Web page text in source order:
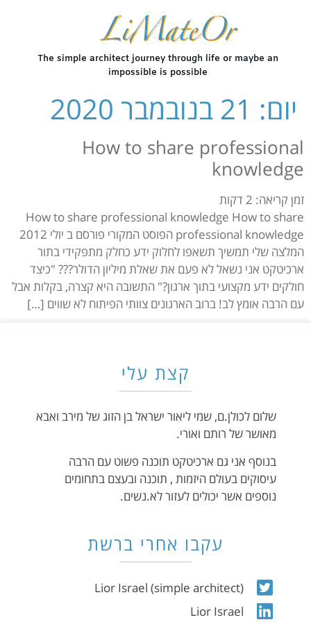
The simple architect journey through life or maybe an
impossible is possible
יום: 21 בנובמבר 2020
How to share professional
knowledge
זמן קריאה: 2 דקות
How to share professional knowledge How to share
professional knowledge הפוסט המקורי פורסם ב יולי 2012
המלצה שלי תמשיך תשאפו לחלוק ידע כחלק מתפקידי בתור
ארכיטקט אני נשאל לא פעם את שאלת מיליון הדולר??? "כיצד
חולקים ידע מקצועי בתוך ארגון?" התשובה היא קצרה, בקלות אבל
עם הרבה אומץ לב! ברוב הארגונים צוותי הפיתוח לא שווים […]
קצת עלי
שלום לכולן.ם, שמי ליאור ישראל בן הזוג של מירב ואבא
מאושר של רותם ואורי.
בנוסף אני גם ארכיטקט תוכנה פשוט עם הרבה
עיסוקים בעולם היזמות , תוכנה ובעצם בתחומים
נוספים אשר יכולים לעזור לא.נשים.
עקבו אחרי ברשת
Lior Israel (simple architect)
Lior Israel